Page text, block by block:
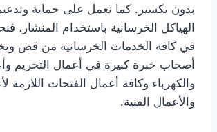
بدون تكسير. كما نعمل على حماية
الهياكل الخرسانية باستخدام المنشار،
في كافة الخدمات الخرسانية من قص
أصحاب خبرة كبيرة في أعمال التخريم
والكهرباء وكافة أعمال الفتحات اللازمة
والأعمال الفنية.